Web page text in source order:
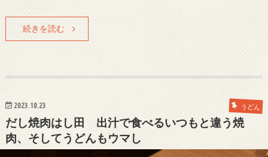
続きを読む
2023.10.23 うどん
だし焼肉はし田 出汁で食べるいつもと違う焼
肉、そしてうどんもウマし